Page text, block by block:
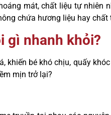
mát, chất liệu tự nhiên
chứa hương liệu hay
gì nhanh khỏi?
khiến bé khó chịu, quấy
mịn trở lại?